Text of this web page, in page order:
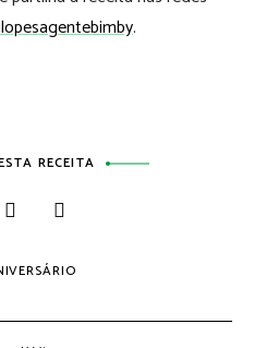
.
RECEITA